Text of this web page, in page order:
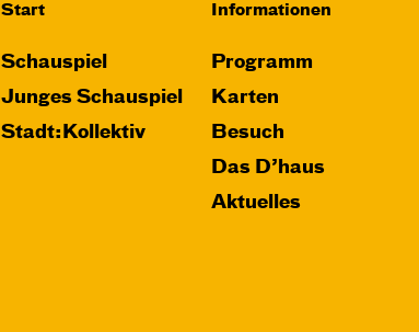
Fuchs
Karten
Start
Schauspiel
Junges Schauspiel
Stadt:Kollektiv
Informationen
Programm
Karten
Besuch
Das D’haus
Aktuelles